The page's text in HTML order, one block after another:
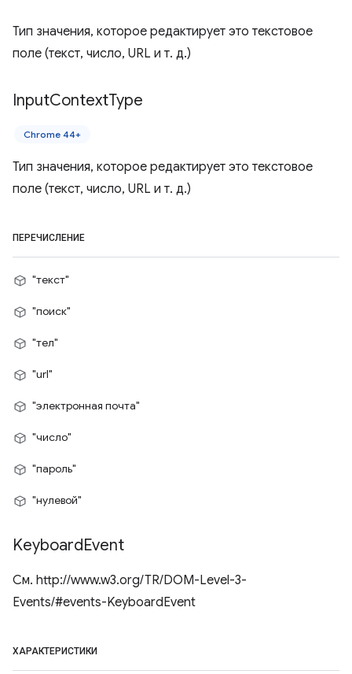
Тип значения, которое редактирует это текстовое
поле (текст, число, URL и т. д.)
InputContextType
Chrome 44+
Тип значения, которое редактирует это текстовое
поле (текст, число, URL и т. д.)
ПЕРЕЧИСЛЕНИЕ
"текст"
"поиск"
"тел"
"url"
"электронная почта"
"число"
"пароль"
"нулевой"
KeyboardEvent
См. http://www.w3.org/TR/DOM-Level-3-
Events/#events-KeyboardEvent
ХАРАКТЕРИСТИКИ